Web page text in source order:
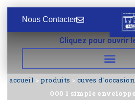
Nous Contacter
Cliquez pour ouvrir
accueil >produits > cuves
000 l simple